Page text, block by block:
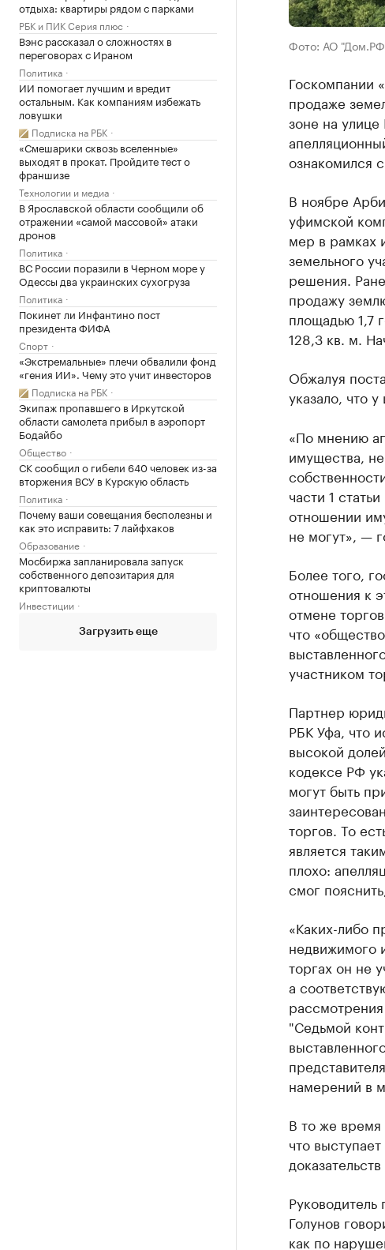
отдыха: квартиры рядом с парками
РБК и ПИК Серия плюс
Вэнс рассказал о сложностях в
переговорах с Ираном
Политика
ИИ помогает лучшим и вредит
остальным. Как компаниям избежать
ловушки
Подписка на РБК
«Смешарики сквозь вселенные»
выходят в прокат. Пройдите тест о
франшизе
Технологии и медиа
В Ярославской области сообщили об
отражении «самой массовой» атаки
дронов
Политика
ВС России поразили в Черном море у
Одессы два украинских сухогруза
Политика
Покинет ли Инфантино пост
президента ФИФА
Спорт
«Экстремальные» плечи обвалили фонд
«гения ИИ». Чему это учит инвесторов
Подписка на РБК
Экипаж пропавшего в Иркутской
области самолета прибыл в аэропорт
Бодайбо
Общество
СК сообщил о гибели 640 человек из-за
вторжения ВСУ в Курскую область
Политика
Почему ваши совещания бесполезны и
как это исправить: 7 лайфхаков
Образование
Мосбиржа запланировала запуск
собственного депозитария для
криптовалюты
Инвестиции
Загрузить еще
Фото: АО
Госкомпании
продаже
зоне на
ознакомился
В ноябре
уфимской
мер в рамках
земельного
решения.
продажу
площадью 1,7
128,3 кв. м.
Обжалуя
указало, что
«По мнению
имущества,
части 1
отношении
не могут», —
Более того,
отношения к
отмене
что
участником
Партнер
РБК Уфа, что
высокой
кодексе РФ
могут быть
торгов. То
является
плохо:
смог
«Каких-либо
недвижимого
торгах он не
а
"Седьмой
намерений в
В то же время
что
Голунов
как по